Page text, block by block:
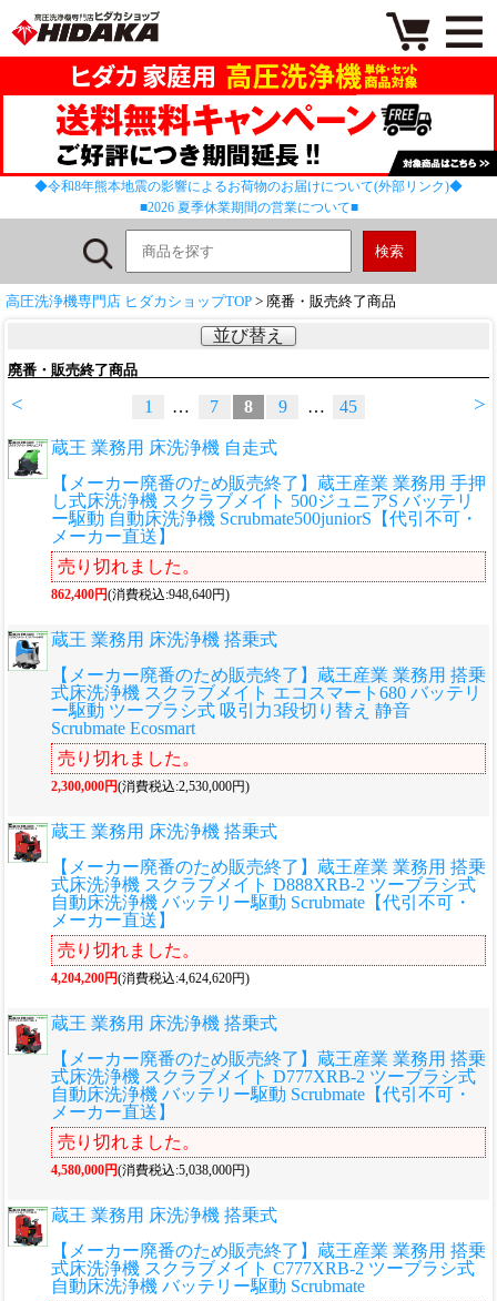
◆令和8年熊本地震の影響によるお荷物のお届けについて(外部リンク)◆
■2026 夏季休業期間の営業について■
高圧洗浄機専門店 ヒダカショップTOP > 廃番・販売終了商品
並び替え
廃番・販売終了商品
< >
1 … 7 8 9 … 45
蔵王 業務用 床洗浄機 自走式
【メーカー廃番のため販売終了】蔵王産業 業務用 手押
し式床洗浄機 スクラブメイト 500ジュニアS バッテリ
ー駆動 自動床洗浄機 Scrubmate500juniorS【代引不可・
メーカー直送】
売り切れました。
862,400円(消費税込:948,640円)
蔵王 業務用 床洗浄機 搭乗式
【メーカー廃番のため販売終了】蔵王産業 業務用 搭乗
式床洗浄機 スクラブメイト エコスマート680 バッテリ
ー駆動 ツーブラシ式 吸引力3段切り替え 静音
Scrubmate Ecosmart
売り切れました。
2,300,000円(消費税込:2,530,000円)
蔵王 業務用 床洗浄機 搭乗式
【メーカー廃番のため販売終了】蔵王産業 業務用 搭乗
式床洗浄機 スクラブメイト D888XRB-2 ツーブラシ式
自動床洗浄機 バッテリー駆動 Scrubmate【代引不可・
メーカー直送】
売り切れました。
4,204,200円(消費税込:4,624,620円)
蔵王 業務用 床洗浄機 搭乗式
【メーカー廃番のため販売終了】蔵王産業 業務用 搭乗
式床洗浄機 スクラブメイト D777XRB-2 ツーブラシ式
自動床洗浄機 バッテリー駆動 Scrubmate【代引不可・
メーカー直送】
売り切れました。
4,580,000円(消費税込:5,038,000円)
蔵王 業務用 床洗浄機 搭乗式
【メーカー廃番のため販売終了】蔵王産業 業務用 搭乗
式床洗浄機 スクラブメイト C777XRB-2 ツーブラシ式
自動床洗浄機 バッテリー駆動 Scrubmate